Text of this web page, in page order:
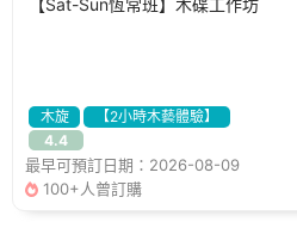
【Sat-Sun恆常班】木碟工作坊
木旋
【2小時木藝體驗】
4.4
最早可預訂日期：2026-08-09
100+人曾訂購